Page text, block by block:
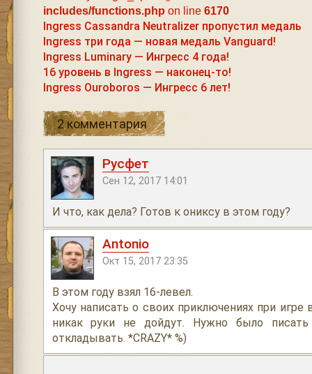
includes/functions.php on line 6170
Ingress Cassandra Neutralizer пропустил медаль
Ingress три года — новая медаль Vanguard!
Ingress Luminary — Ингресс 4 года!
16 уровень в Ingress — наконец-то!
Ingress Ouroboros — Ингресс 6 лет!
2 комментария
Русфет
Сен 12, 2017 14:01
И что, как дела? Готов к ониксу в этом году?
Antonio
Окт 15, 2017 23:35
В этом году взял 16-левел.
Хочу написать о своих приключениях при игре
никак руки не дойдут. Нужно было
откладывать. *CRAZY* %)